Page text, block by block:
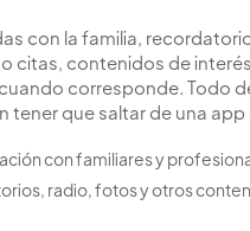
con la familia,
citas, contenidos de
corresponde. Todo
tener que saltar de una app
con familiares y
radio, fotos y otros